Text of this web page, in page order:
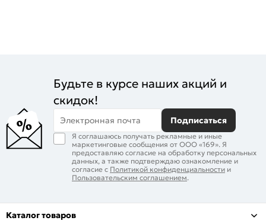
Будьте в курсе наших акций и
скидок!
Электронная почта Подписаться
Я соглашаюсь получать рекламные и иные
маркетинговые сообщения от ООО «169». Я
предоставляю согласие на обработку персональных
данных, а также подтверждаю ознакомление и
согласие с Политикой конфиденциальности и
Пользовательским соглашением.
Каталог товаров